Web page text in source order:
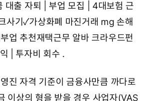
대출 자퇴 | 부업 모집 | 4대보험 근
사기✓가상화폐 마진거래 mg 손해
업 추천재택근무 알바 크라우드펀
| 투자비 회수 .
진 자격 기준이 금융사만큼 까다로
이상의 형을 받을 경우 사업자(VAS